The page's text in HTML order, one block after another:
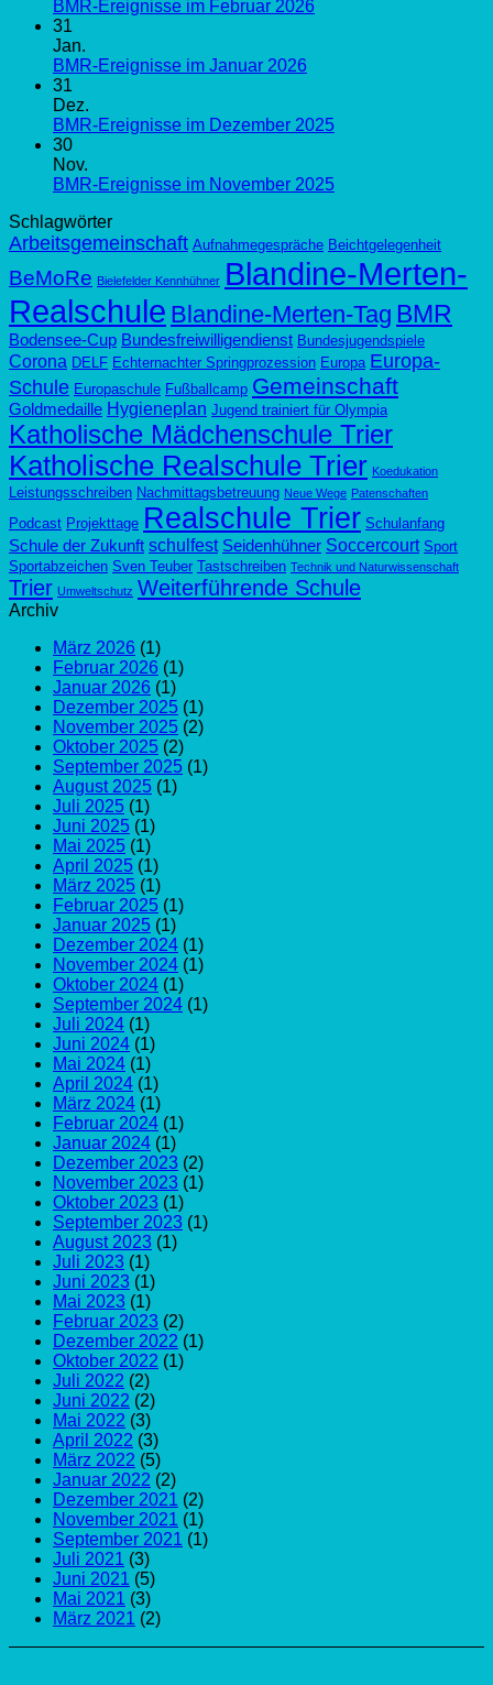
BMR-Ereignisse im Februar 2026
31
Jan.
BMR-Ereignisse im Januar 2026
31
Dez.
BMR-Ereignisse im Dezember 2025
30
Nov.
BMR-Ereignisse im November 2025
Schlagwörter
Arbeitsgemeinschaft Aufnahmegespräche Beichtgelegenheit
BeMoRe Bielefelder Kennhühner Blandine-Merten-
Realschule Blandine-Merten-Tag BMR
Bodensee-Cup Bundesfreiwilligendienst Bundesjugendspiele
Corona DELF Echternachter Springprozession Europa Europa-
Schule Europaschule Fußballcamp Gemeinschaft
Goldmedaille Hygieneplan Jugend trainiert für Olympia
Katholische Mädchenschule Trier
Katholische Realschule Trier Koedukation
Leistungsschreiben Nachmittagsbetreuung Neue Wege Patenschaften
Podcast Projekttage Realschule Trier Schulanfang
Schule der Zukunft schulfest Seidenhühner Soccercourt Sport
Sportabzeichen Sven Teuber Tastschreiben Technik und Naturwissenschaft
Trier Umweltschutz Weiterführende Schule
Archiv
März 2026 (1)
Februar 2026 (1)
Januar 2026 (1)
Dezember 2025 (1)
November 2025 (2)
Oktober 2025 (2)
September 2025 (1)
August 2025 (1)
Juli 2025 (1)
Juni 2025 (1)
Mai 2025 (1)
April 2025 (1)
März 2025 (1)
Februar 2025 (1)
Januar 2025 (1)
Dezember 2024 (1)
November 2024 (1)
Oktober 2024 (1)
September 2024 (1)
Juli 2024 (1)
Juni 2024 (1)
Mai 2024 (1)
April 2024 (1)
März 2024 (1)
Februar 2024 (1)
Januar 2024 (1)
Dezember 2023 (2)
November 2023 (1)
Oktober 2023 (1)
September 2023 (1)
August 2023 (1)
Juli 2023 (1)
Juni 2023 (1)
Mai 2023 (1)
Februar 2023 (2)
Dezember 2022 (1)
Oktober 2022 (1)
Juli 2022 (2)
Juni 2022 (2)
Mai 2022 (3)
April 2022 (3)
März 2022 (5)
Januar 2022 (2)
Dezember 2021 (2)
November 2021 (1)
September 2021 (1)
Juli 2021 (3)
Juni 2021 (5)
Mai 2021 (3)
März 2021 (2)